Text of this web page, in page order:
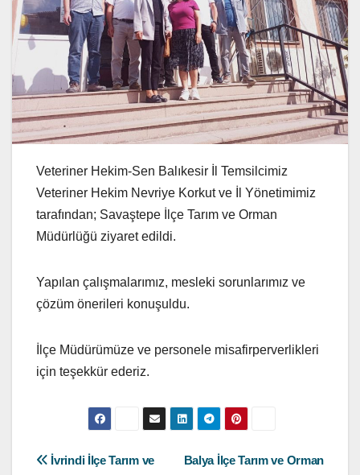
Veteriner Hekim-Sen Balıkesir İl Temsilcimiz
Veteriner Hekim Nevriye Korkut ve İl Yönetimimiz
tarafından; Savaştepe İlçe Tarım ve Orman
Müdürlüğü ziyaret edildi.
Yapılan çalışmalarımız, mesleki sorunlarımız ve
çözüm önerileri konuşuldu.
İlçe Müdürümüze ve personele misafirperverlikleri
için teşekkür ederiz.
Yazı
Balya İlçe Tarım ve Orman
İvrindi İlçe Tarım ve